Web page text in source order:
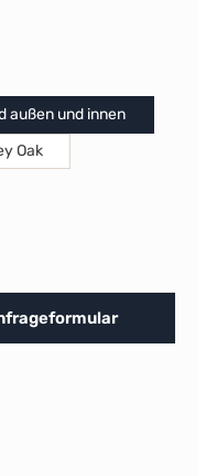
außen und innen
Oak
Gib den